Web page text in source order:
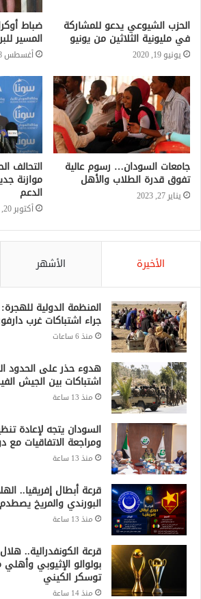
الحزب الشيوعي يدعو للمشاركة
في مليونية الثلاثين من يونيو
يونيو 19, 2020
ضباط
المسير
أغسطس 18, 2024
جامعات السودان… رسوم عالية
تفوق قدرة الطلاب والأهل
يناير 27, 2023
التحالف
موازنة
الدعم
أكتوبر 20, 2020
الأخيرة الأشهر
جراء اشتباكات غرب
منذ 6 ساعات
هدوء حذر على الحدود
اشتباكات بين الجيش
منذ 13 ساعة
السودان يتجه لإعادة
ومراجعة الاتفاقيات مع
منذ 13 ساعة
قرعة أبطال إفريقيا..
البورندي والمريخ يصطدم
منذ 13 ساعة
قرعة الكونفدرالية..
بولوالو الإثيوبي
توسكر الكيني
منذ 14 ساعة